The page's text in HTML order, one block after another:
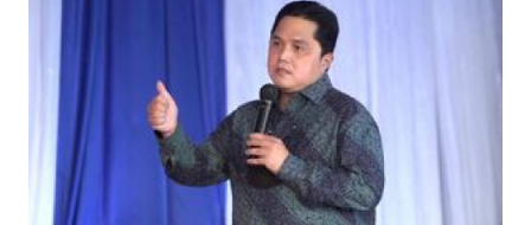
INDEKS
BERITA
KONTAK